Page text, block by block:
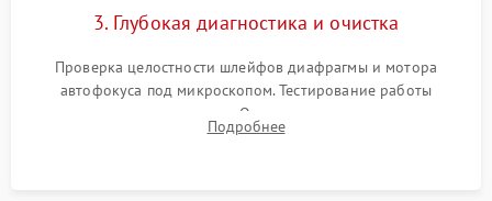
3. Глубокая диагностика и очистка
Проверка целостности шлейфов диафрагмы и мотора
автофокуса под микроскопом. Тестирование работы
электромагнитного привода. Очистка оптических элементов
от пыли, следов влаги и грибка спецрастворами без
Подробнее